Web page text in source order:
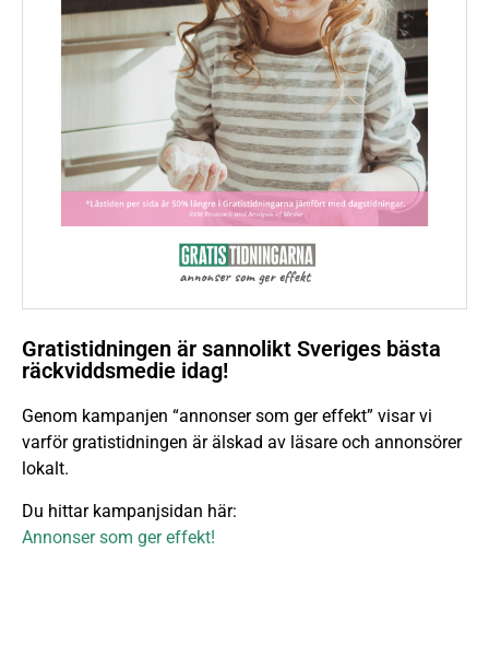
Gratistidningen är sannolikt Sveriges bästa
räckviddsmedie idag!
Genom kampanjen “annonser som ger effekt” visar vi
varför gratistidningen är älskad av läsare och annonsörer
lokalt.
Du hittar kampanjsidan här:
Annonser som ger effekt!